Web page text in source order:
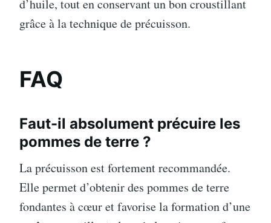
d’huile, tout en conservant un bon croustillant
grâce à la technique de précuisson.
FAQ
Faut-il absolument précuire les
pommes de terre ?
La précuisson est fortement recommandée.
Elle permet d’obtenir des pommes de terre
fondantes à cœur et favorise la formation d’une